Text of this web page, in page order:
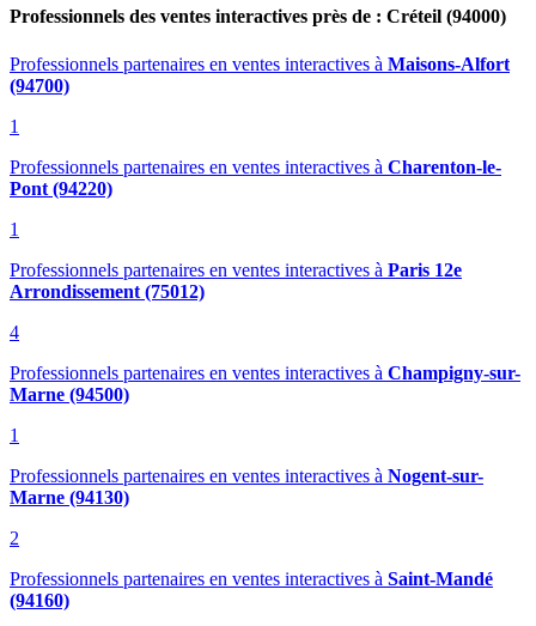
Professionnels des ventes interactives près de : Créteil (94000)
Professionnels partenaires en ventes interactives à Maisons-Alfort
(94700)
1
Professionnels partenaires en ventes interactives à Charenton-le-
Pont (94220)
1
Professionnels partenaires en ventes interactives à Paris 12e
Arrondissement (75012)
4
Professionnels partenaires en ventes interactives à Champigny-sur-
Marne (94500)
1
Professionnels partenaires en ventes interactives à Nogent-sur-
Marne (94130)
2
Professionnels partenaires en ventes interactives à Saint-Mandé
(94160)